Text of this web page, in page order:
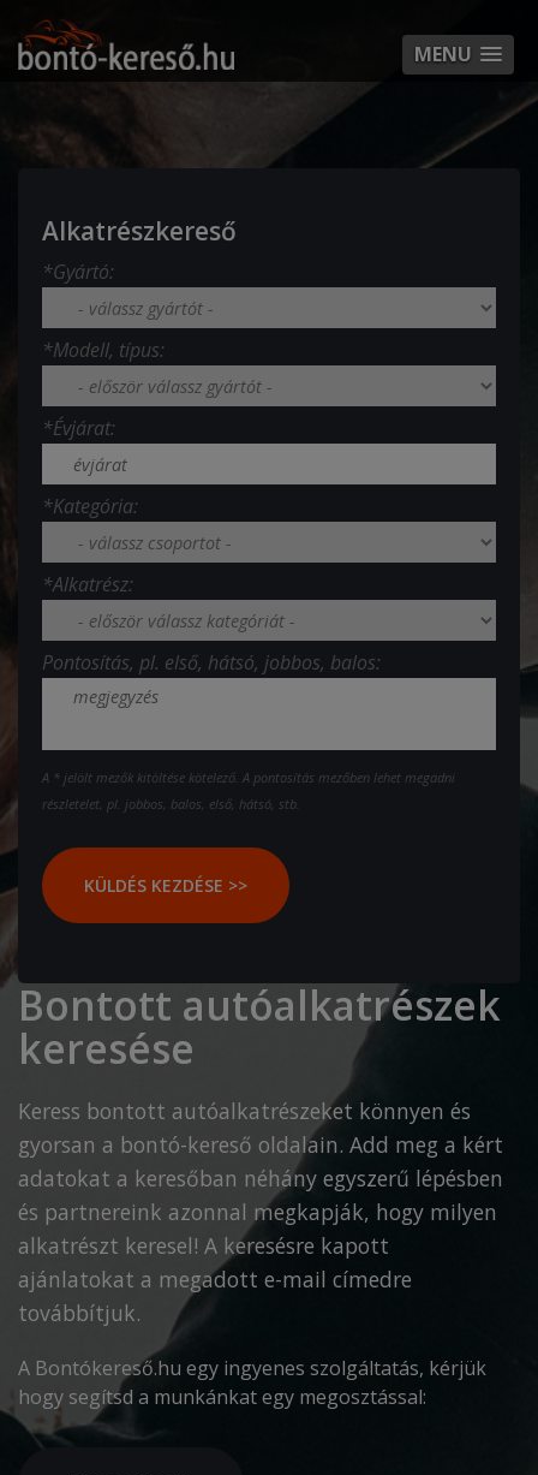
MENU
Bontott autóalkatrészek
keresése
Keress bontott autóalkatrészeket könnyen és
gyorsan a bontó-kereső oldalain. Add meg a kért
adatokat a keresőban néhány egyszerű lépésben
és partnereink azonnal megkapják, hogy milyen
alkatrészt keresel! A keresésre kapott
ajánlatokat a megadott e-mail címedre
továbbítjuk.
A Bontókereső.hu egy ingyenes szolgáltatás, kérjük
hogy segítsd a munkánkat egy megosztással:
Alkatrészkereső
*Gyártó:
*Modell, típus:
*Évjárat:
*Kategória:
*Alkatrész:
Pontosítás, pl. első, hátsó, jobbos, balos:
A * jelölt mezők kitöltése kötelező. A pontosítás mezőben lehet megadni
részletelet, pl. jobbos, balos, első, hátsó, stb.
KÜLDÉS KEZDÉSE >>